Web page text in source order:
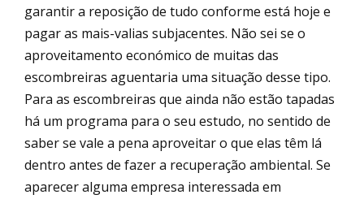
garantir a reposição de tudo conforme está hoje e
pagar as mais-valias subjacentes. Não sei se o
aproveitamento económico de muitas das
escombreiras aguentaria uma situação desse tipo.
Para as escombreiras que ainda não estão tapadas
há um programa para o seu estudo, no sentido de
saber se vale a pena aproveitar o que elas têm lá
dentro antes de fazer a recuperação ambiental. Se
aparecer alguma empresa interessada em